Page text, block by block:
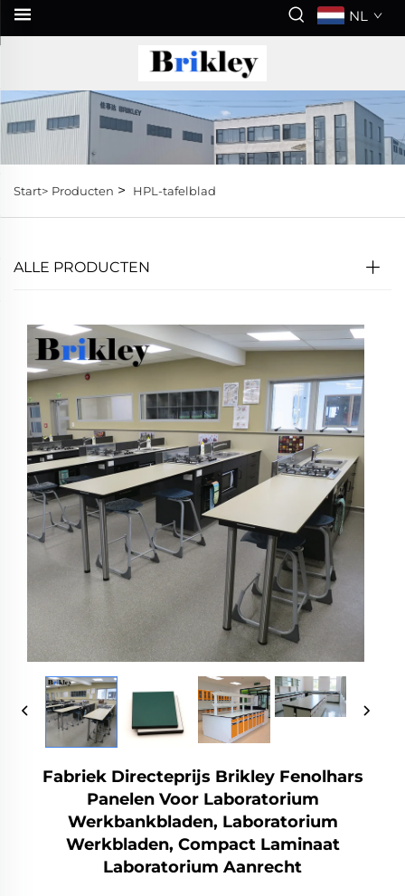
NL
Start> Producten > HPL-tafelblad
ALLE PRODUCTEN
Fabriek Directeprijs Brikley Fenolhars
Panelen Voor Laboratorium
Werkbankbladen, Laboratorium
Werkbladen, Compact Laminaat
Laboratorium Aanrecht